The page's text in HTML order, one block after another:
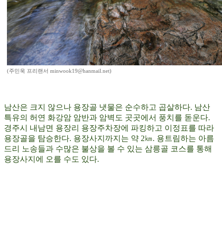
(주민욱 프리랜서 minwook19@hanmail.net)
남산은 크지 않으나 용장골 냇물은 순수하고 곱살하다. 남산
특유의 허연 화강암 암반과 암벽도 곳곳에서 풍치를 돋운다.
경주시 내남면 용장리 용장주차장에 파킹하고 이정표를 따라
용장골을 탐승한다. 용장사지까지는 약 2㎞. 용트림하는 아름
드리 노송들과 수많은 불상을 볼 수 있는 삼릉골 코스를 통해
용장사지에 오를 수도 있다.